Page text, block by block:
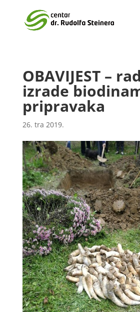
OBAVIJEST –
izrade
pripravaka
26. tra 2019.